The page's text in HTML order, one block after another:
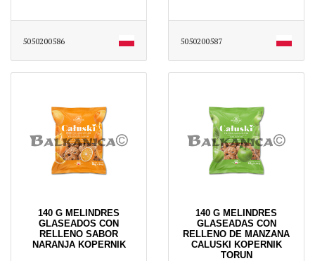
5050200586 5050200587
140 G MELINDRES
GLASEADOS CON
RELLENO SABOR
NARANJA KOPERNIK
140 G MELINDRES
GLASEADAS CON
RELLENO DE MANZANA
CALUSKI KOPERNIK
TORUN